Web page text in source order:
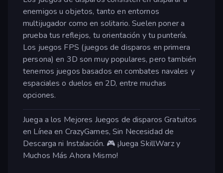
enemigos u objetos, tanto en entornos
multijugador como en solitario. Suelen poner a
prueba tus reflejos, tu orientación y tu puntería.
Los juegos FPS (juegos de disparos en primera
persona) en 3D son muy populares, pero también
tenemos juegos basados en combates navales y
espaciales o duelos en 2D, entre muchas
opciones.
Juega a los Mejores Juegos de disparos Gratuitos
en Línea en CrazyGames, Sin Necesidad de
Descarga ni Instalación. 🎮 ¡Juega SkillWarz y
Muchos Más Ahora Mismo!